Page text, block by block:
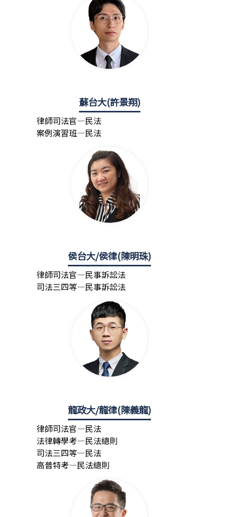
蘇台大(許景翔)
律師司法官—民法
案例演習班—民法
侯台大/侯律(陳明珠)
律師司法官—民事訴訟法
司法三四等—民事訴訟法
龍政大/龍律(陳義龍)
律師司法官—民法
法律轉學考—民法總則
司法三四等—民法
高普特考—民法總則